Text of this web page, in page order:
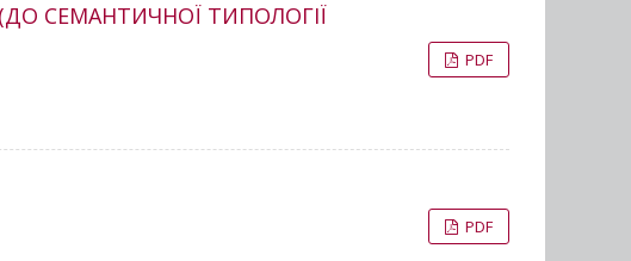
СЕМАНТИЧНОЇ ТИПОЛОГІЇ
PDF
PDF